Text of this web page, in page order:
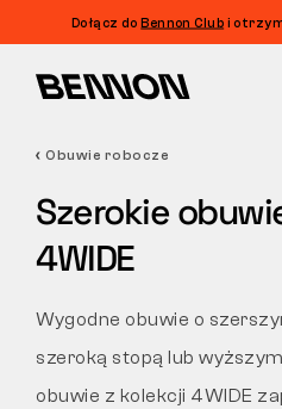
Dołącz doBennon Club i
Obuwie robocze
Obuwie robocze
Szerokie
4WIDE
Wygodne obuwie o
szeroką stopą lub
obuwie z kolekcji 4WIDE
Filtrowanie
TAG
WŁAŚCIWOŚCI
WYCZYŚĆ